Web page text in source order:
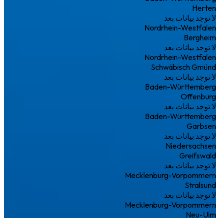
Herten
لا توجد بيانات بعد
Nordrhein-Westfalen
Bergheim
لا توجد بيانات بعد
Nordrhein-Westfalen
Schwäbisch Gmünd
لا توجد بيانات بعد
Baden-Württemberg
Offenburg
لا توجد بيانات بعد
Baden-Württemberg
Garbsen
لا توجد بيانات بعد
Niedersachsen
Greifswald
لا توجد بيانات بعد
Mecklenburg-Vorpommern
Stralsund
لا توجد بيانات بعد
Mecklenburg-Vorpommern
Neu-Ulm